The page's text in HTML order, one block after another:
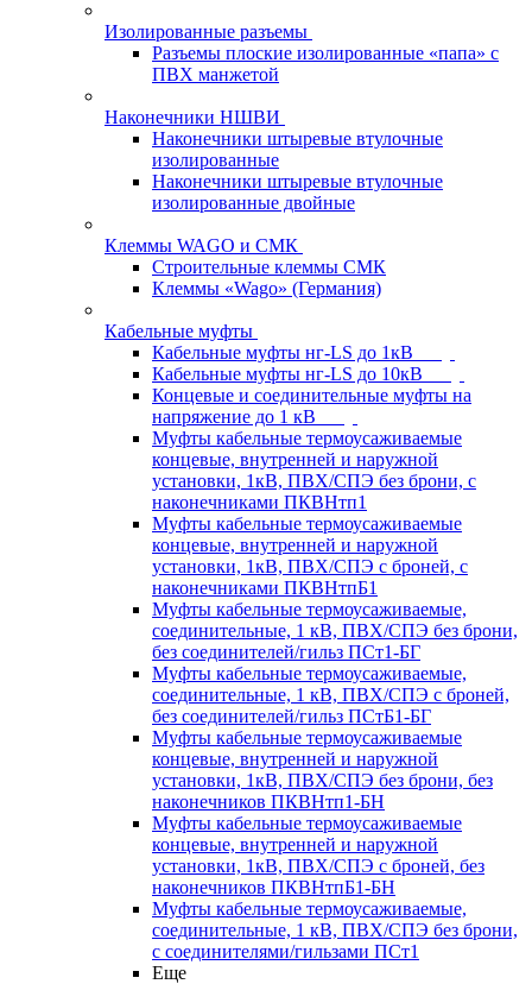
Изолированные разъемы
Разъемы плоские изолированные «папа» с
ПВХ манжетой
Наконечники НШВИ
Наконечники штыревые втулочные
изолированные
Наконечники штыревые втулочные
изолированные двойные
Клеммы WAGO и СМК
Строительные клеммы СМК
Клеммы «Wago» (Германия)
Кабельные муфты
Кабельные муфты нг-LS до 1кВ
Кабельные муфты нг-LS до 10кВ
Концевые и соединительные муфты на
напряжение до 1 кВ
Муфты кабельные термоусаживаемые
концевые, внутренней и наружной
установки, 1кВ, ПВХ/СПЭ без брони, с
наконечниками ПКВНтп1
Муфты кабельные термоусаживаемые
концевые, внутренней и наружной
установки, 1кВ, ПВХ/СПЭ с броней, с
наконечниками ПКВНтпБ1
Муфты кабельные термоусаживаемые,
соединительные, 1 кВ, ПВХ/СПЭ без брони,
без соединителей/гильз ПСт1-БГ
Муфты кабельные термоусаживаемые,
соединительные, 1 кВ, ПВХ/СПЭ с броней,
без соединителей/гильз ПСтБ1-БГ
Муфты кабельные термоусаживаемые
концевые, внутренней и наружной
установки, 1кВ, ПВХ/СПЭ без брони, без
наконечников ПКВНтп1-БН
Муфты кабельные термоусаживаемые
концевые, внутренней и наружной
установки, 1кВ, ПВХ/СПЭ с броней, без
наконечников ПКВНтпБ1-БН
Муфты кабельные термоусаживаемые,
соединительные, 1 кВ, ПВХ/СПЭ без брони,
с соединителями/гильзами ПСт1
Еще